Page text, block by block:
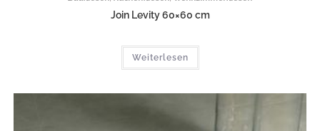
Join Levity 60×60 cm
Weiterlesen